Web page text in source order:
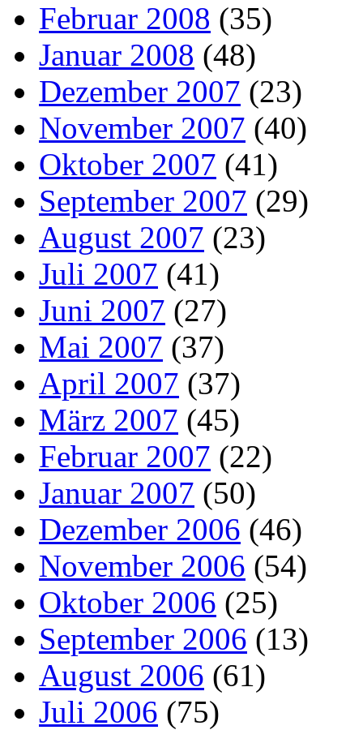
Februar 2008 (35)
Januar 2008 (48)
Dezember 2007 (23)
November 2007 (40)
Oktober 2007 (41)
September 2007 (29)
August 2007 (23)
Juli 2007 (41)
Juni 2007 (27)
Mai 2007 (37)
April 2007 (37)
März 2007 (45)
Februar 2007 (22)
Januar 2007 (50)
Dezember 2006 (46)
November 2006 (54)
Oktober 2006 (25)
September 2006 (13)
August 2006 (61)
Juli 2006 (75)